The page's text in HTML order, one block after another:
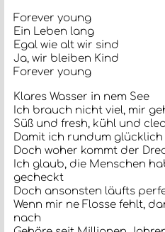
Forever young
Ein Leben lang
Egal wie alt wir sind
Ja, wir bleiben Kind
Forever young
Klares Wasser in nem See
Ich brauch nicht viel, mir
Süß und fresh, kühl und
Damit ich rundum glücklich
Doch woher kommt der
Ich glaub, die Menschen
gecheckt
Doch ansonsten läufts
Wenn mir ne Flosse fehlt,
nach